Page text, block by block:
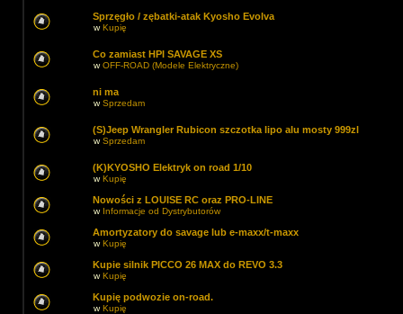
Sprzęgło / zębatki-atak Kyosho Evolva
wKupię
Co zamiast HPI SAVAGE XS
wOFF-ROAD (Modele Elektryczne)
ni ma
wSprzedam
(S)Jeep Wrangler Rubicon szczotka lipo alu mosty 999zl
wSprzedam
(K)KYOSHO Elektryk on road 1/10
wKupię
Nowości z LOUISE RC oraz PRO-LINE
w Informacje od Dystrybutorów
Amortyzatory do savage lub e-maxx/t-maxx
wKupię
Kupie silnik PICCO 26 MAX do REVO 3.3
wKupię
Kupię podwozie on-road.
wKupię